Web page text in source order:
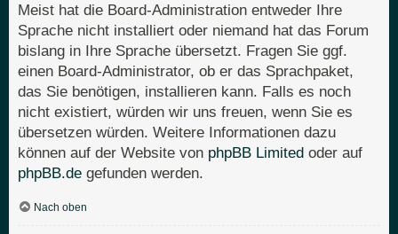
Meist hat die Board-Administration entweder Ihre
Sprache nicht installiert oder niemand hat das Forum
bislang in Ihre Sprache übersetzt. Fragen Sie ggf.
einen Board-Administrator, ob er das Sprachpaket,
das Sie benötigen, installieren kann. Falls es noch
nicht existiert, würden wir uns freuen, wenn Sie es
übersetzen würden. Weitere Informationen dazu
können auf der Website von phpBB Limited oder auf
phpBB.de gefunden werden.
Nach oben